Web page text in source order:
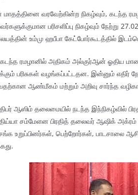
மாதத்தினை வரவேற்கின்ற நிகழ்வும், கடந்த
பரிசளிப்பு நிகழ்வும்
உம்மு ஹபீபா கேட்போர்கூடத்தில்
ரமழானில் அதிகம் அல்குர்ஆன் ஓதிய
பரிசுகள் வழங்கப்பட்டதன. இன்னும் எதிர்
ஆண்மீகம் மற்றும் அறிவு சார்ந்த
ஆஸிம் தலைமையில் நடந்த இந்நிகழ்வில்
சம்மேளன பிரதித் தலைவர் ஆஷிக்
சங்க உறுப்பினர்கள், பெற்றோர்கள்,